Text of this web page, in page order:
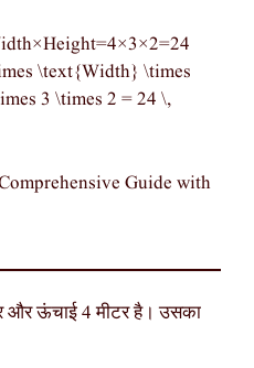
\text{Width} \times
3 \times 2 = 24 \,
Guide with
और ऊंचाई 4 मीटर है। उसका